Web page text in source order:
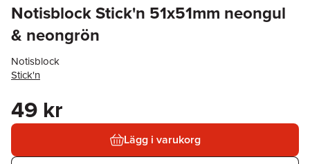
Notisblock Stick'n 51x51mm neongul
& neongrön
Notisblock
Stick'n
49 kr
Lägg i varukorg